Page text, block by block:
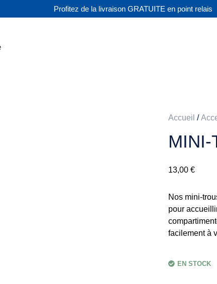
Profitez de la livraison GRATUITE en point relais
Accueil /
MINI-
13,00 €
Nos mini-
pour
facilement à
EN STOCK